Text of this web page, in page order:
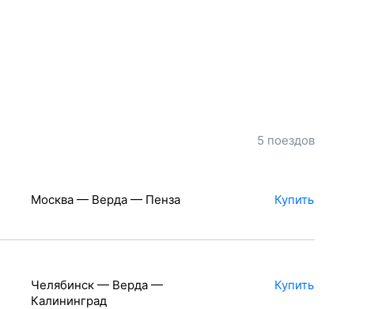
5 поездов
Москва — Верда — Пенза
Купить
Челябинск — Верда —
Калининград
Купить